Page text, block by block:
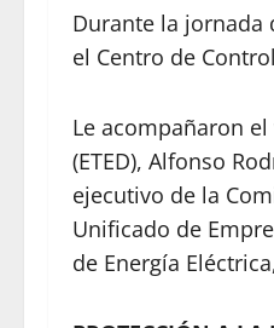
Durante la jornada
el Centro de
Le acompañaron
(ETED), Alfonso
ejecutivo de la
Unificado de
de Energía